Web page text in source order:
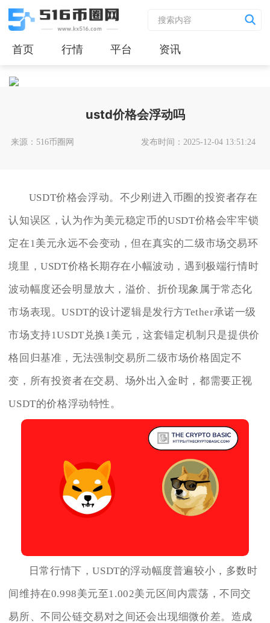
首页 行情 平台 资讯
ustd价格会浮动吗
来源：516币圈网 发布时间：2025-12-04 13:51:24
USDT价格会浮动。不少刚进入币圈的投资者存在
认知误区，认为作为美元稳定币的USDT价格会牢牢锁
定在1美元永远不会变动，但在真实的二级市场交易环
境里，USDT价格长期存在小幅波动，遇到极端行情时
波动幅度还会明显放大，溢价、折价现象属于常态化
市场表现。USDT的设计逻辑是发行方Tether承诺一级
市场支持1USDT兑换1美元，这套锚定机制只是提供价
格回归基准，无法强制交易所二级市场价格固定不
变，所有投资者在交易、场外出入金时，都需要正视
USDT的价格浮动特性。
日常行情下，USDT的浮动幅度普遍较小，多数时
间维持在0.998美元至1.002美元区间内震荡，不同交
易所、不同公链交易对之间还会出现细微价差。造成